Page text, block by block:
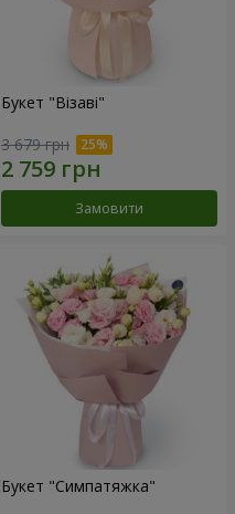
Букет "Візаві"
3 679 грн
Замовити
Букет "Симпатяжка"